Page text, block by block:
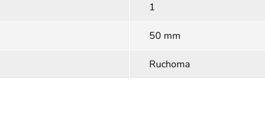
1
50 mm
Ruchoma